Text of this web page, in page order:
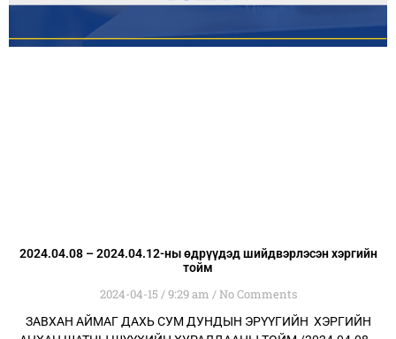
2024.04.08 – 2024.04.12-ны өдрүүдэд шийдвэрлэсэн хэргийн
тойм
2024-04-15 9:29 am No Comments
ЗАВХАН АЙМАГ ДАХЬ СУМ ДУНДЫН ЭРҮҮГИЙН ХЭРГИЙН